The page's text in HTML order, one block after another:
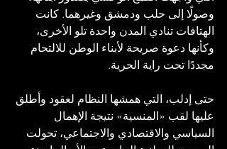
وصولًا إلى حلب ودمشق وغيرهما. كانت
الهتافات تنادي المدن واحدة تلو الأخرى،
وكأنها دعوة صريحة لأبناء الوطن للالتحام
مجددًا تحت راية الحرية.
حتى إدلب، التي همشها النظام لعقود وأطلق
عليها لقب «المنسية» نتيجة الإهمال
السياسي والاقتصادي والاجتماعي، تحولت